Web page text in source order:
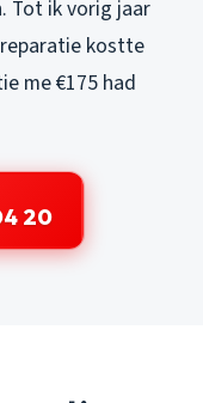
Tot ik vorig jaar
kostte
me €175 had
20